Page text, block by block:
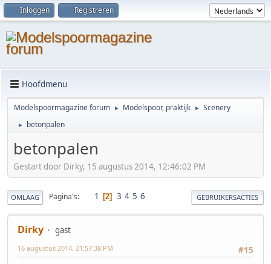
Inloggen Registreren
Hoofdmenu
Modelspoormagazine forum ► Modelspoor, praktijk ► Scenery
► betonpalen
betonpalen
Gestart door Dirky, 15 augustus 2014, 12:46:02 PM
OMLAAG Pagina's 1 2 3 4 5 6 GEBRUIKERSACTIES
Dirky
gast
#15
16 augustus 2014, 21:57:38 PM